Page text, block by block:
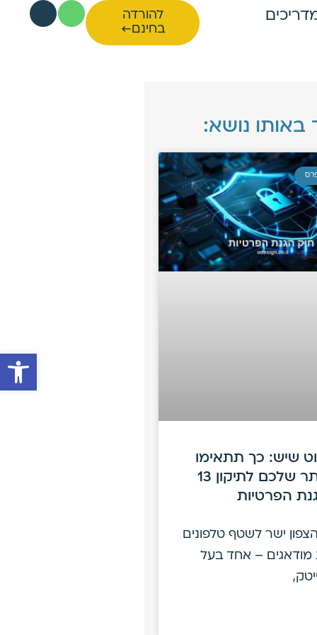
להורדה
בחינם←
באותו נושא:
שיש: כך תתאימו
את האתר שלכם לתיקון 13
הפרטיות
ישר לשטף טלפונים
מודאגים – אחד בעל
פתח